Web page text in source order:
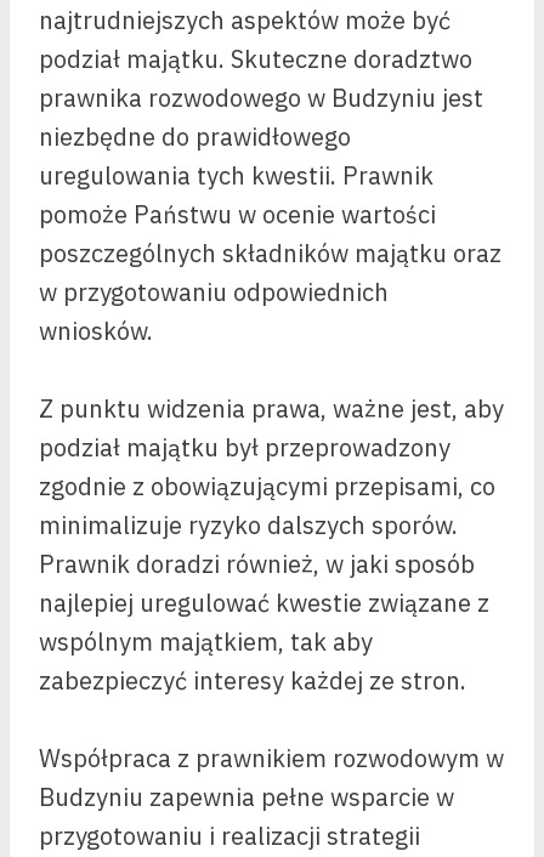
najtrudniejszych aspektów może być
podział majątku. Skuteczne doradztwo
prawnika rozwodowego w Budzyniu jest
niezbędne do prawidłowego
uregulowania tych kwestii. Prawnik
pomoże Państwu w ocenie wartości
poszczególnych składników majątku oraz
w przygotowaniu odpowiednich
wniosków.
Z punktu widzenia prawa, ważne jest, aby
podział majątku był przeprowadzony
zgodnie z obowiązującymi przepisami, co
minimalizuje ryzyko dalszych sporów.
Prawnik doradzi również, w jaki sposób
najlepiej uregulować kwestie związane z
wspólnym majątkiem, tak aby
zabezpieczyć interesy każdej ze stron.
Współpraca z prawnikiem rozwodowym w
Budzyniu zapewnia pełne wsparcie w
przygotowaniu i realizacji strategii